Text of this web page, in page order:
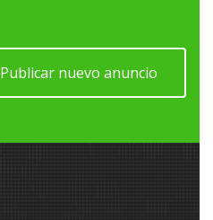
Publicar nuevo anuncio